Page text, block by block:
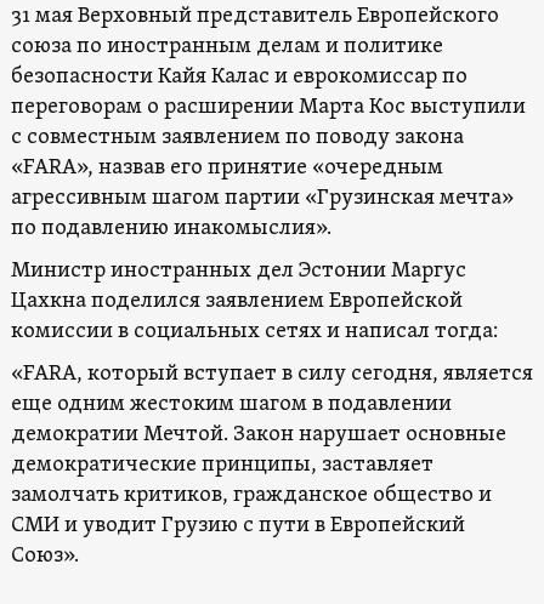
31 мая Верховный представитель Европейского
союза по иностранным делам и политике
безопасности Кайя Калас и еврокомиссар по
переговорам о расширении Марта Кос выступили
с совместным заявлением по поводу закона
«FARA», назвав его принятие «очередным
агрессивным шагом партии «Грузинская мечта»
по подавлению инакомыслия».
Министр иностранных дел Эстонии Маргус
Цахкна поделился заявлением Европейской
комиссии в социальных сетях и написал тогда:
«FARA, который вступает в силу сегодня, является
еще одним жестоким шагом в подавлении
демократии Мечтой. Закон нарушает основные
демократические принципы, заставляет
замолчать критиков, гражданское общество и
СМИ и уводит Грузию с пути в Европейский
Союз».